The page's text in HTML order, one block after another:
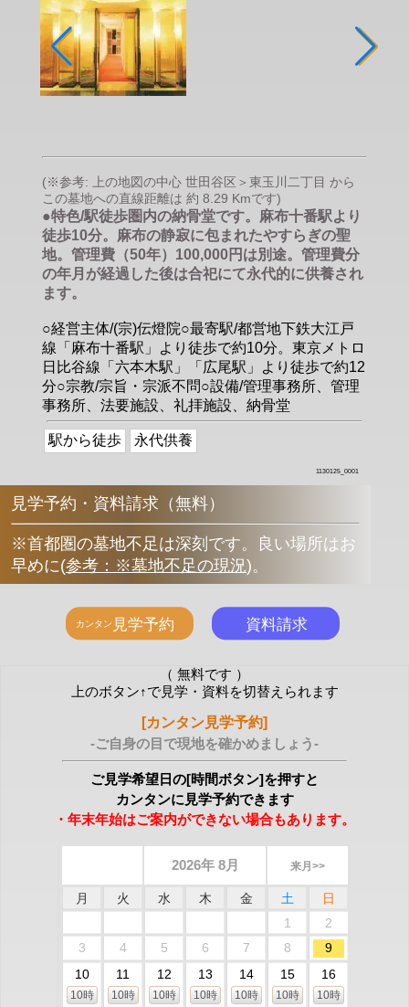
(※参考: 上の地図の中心 世田谷区＞東玉川二丁目 から
この墓地への直線距離は 約 8.29 Kmです)
●特色/駅徒歩圏内の納骨堂です。麻布十番駅より
徒歩10分。麻布の静寂に包まれたやすらぎの聖
地。管理費（50年）100,000円は別途。管理費分
の年月が経過した後は合祀にて永代的に供養され
ます。
○経営主体/(宗)伝燈院○最寄駅/都営地下鉄大江戸
線「麻布十番駅」より徒歩で約10分。東京メトロ
日比谷線「六本木駅」「広尾駅」より徒歩で約12
分○宗教/宗旨・宗派不問○設備/管理事務所、管理
事務所、法要施設、礼拝施設、納骨堂
駅から徒歩 永代供養
1130125_0001
見学予約・資料請求（無料）
※首都圏の墓地不足は深刻です。良い場所はお
早めに(参考：※墓地不足の現況)。
（ 無料です ）
上のボタン↑で見学・資料を切替えられます
[カンタン見学予約]
-ご自身の目で現地を確かめましょう-
ご見学希望日の[時間ボタン]を押すと
カンタンに見学予約できます
・年末年始はご案内ができない場合もあります。
2026年 8月 来月>>
月 火 水 木 金 土
日
1
2
3
4 5 6 7 8
9
10
10時
11
10時
12
10時
13
10時
14
10時
15
10時
16
10時